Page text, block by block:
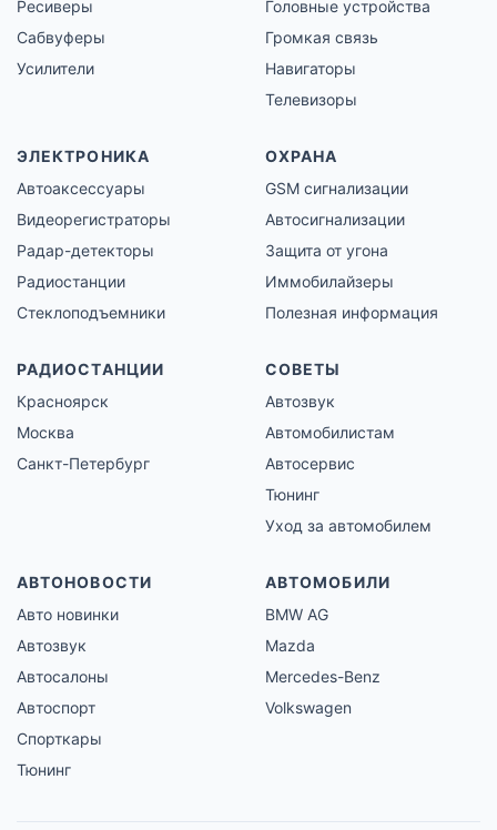
Ресиверы
Сабвуферы
Усилители
Головные устройства
Громкая связь
Навигаторы
Телевизоры
ЭЛЕКТРОНИКА
Автоаксессуары
Видеорегистраторы
Радар-детекторы
Радиостанции
Стеклоподъемники
ОХРАНА
GSM сигнализации
Автосигнализации
Защита от угона
Иммобилайзеры
Полезная информация
РАДИОСТАНЦИИ
Красноярск
Москва
Санкт-Петербург
СОВЕТЫ
Автозвук
Автомобилистам
Автосервис
Тюнинг
Уход за автомобилем
АВТОНОВОСТИ
Авто новинки
Автозвук
Автосалоны
Автоспорт
Спорткары
Тюнинг
АВТОМОБИЛИ
BMW AG
Mazda
Mercedes-Benz
Volkswagen